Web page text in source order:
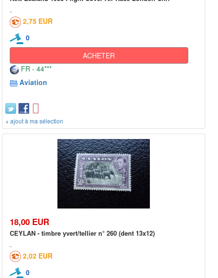
2,75 EUR
0
ACHETER
FR - 44***
Aviation
+ ajout à ma sélection
18,00 EUR
CEYLAN - timbre yvert/tellier n° 260 (dent 13x12)
2,02 EUR
0